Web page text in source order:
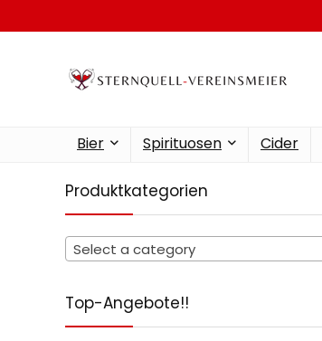
Bier Spirituosen Cider
Produktkategorien
Select a category
Top-Angebote!!